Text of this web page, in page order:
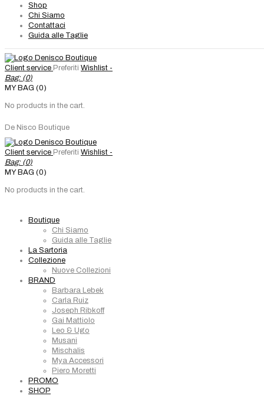
Shop
Chi Siamo
Contattaci
Guida alle Taglie
Client service Preferiti Wishlist -
Bag: (0)
MY BAG (0)
No products in the cart.
De Nisco Boutique
Client service Preferiti Wishlist -
Bag: (0)
MY BAG (0)
No products in the cart.
Boutique
Chi Siamo
Guida alle Taglie
La Sartoria
Collezione
Nuove Collezioni
BRAND
Barbara Lebek
Carla Ruiz
Joseph Ribkoff
Gai Mattiolo
Leo & Ugo
Musani
Mischalis
Mya Accessori
Piero Moretti
PROMO
SHOP